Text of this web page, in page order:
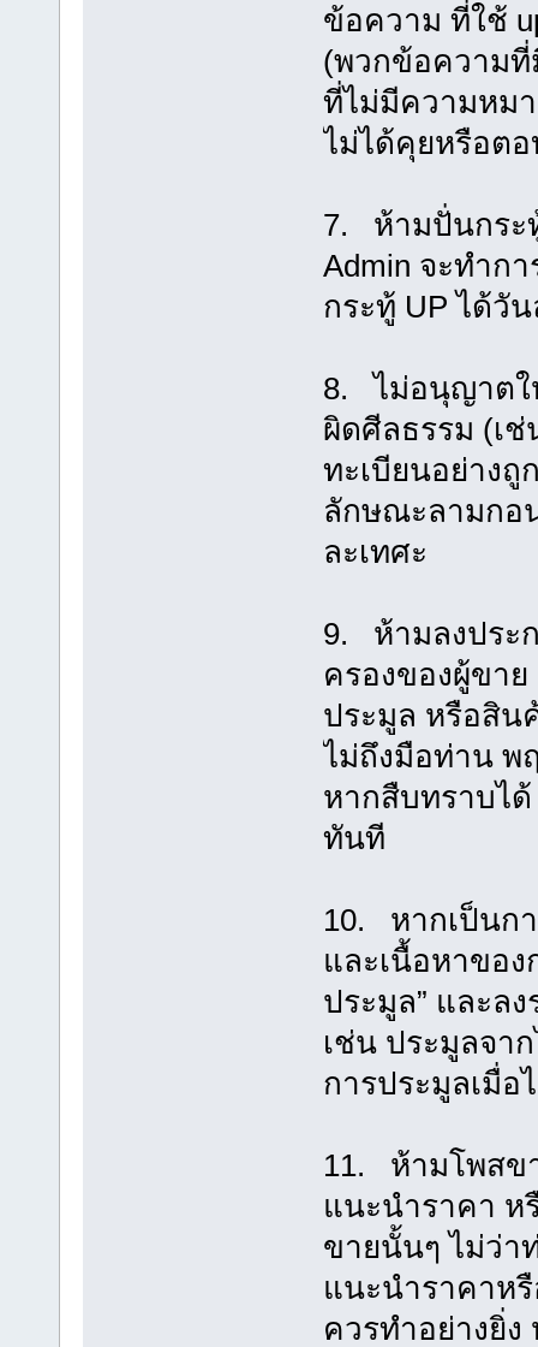
ข้อความ ที่ใช้
(พวกข้อความที่
ที่ไม่มีความหมา
ไม่ได้คุยหรือต
7. ห้ามปั่นกระ
Admin จะทำก
กระทู้ UP ได้วั
8. ไม่อนุญาตใ
ผิดศีลธรรม (เ
ทะเบียนอย่าง
ลักษณะลามกอ
ละเทศะ
9. ห้ามลงประ
ครองของผู้ขา
ประมูล หรือสิน
ไม่ถึงมือท่าน พ
หากสืบทราบไ
ทันที
10. หากเป็นก
และเนื้อหาของ
ประมูล” และล
เช่น ประมูลจา
การประมูลเมื่อ
11. ห้ามโพสข
แนะนำราคา ห
ขายนั้นๆ ไม่ว่า
แนะนำราคาห
ควรทำอย่างยิ่